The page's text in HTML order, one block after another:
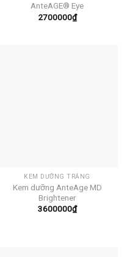
AnteAGE® Eye
2700000₫
KEM DƯỠNG TRẮNG
Kem dưỡng AnteAge MD
Brightener
3600000₫